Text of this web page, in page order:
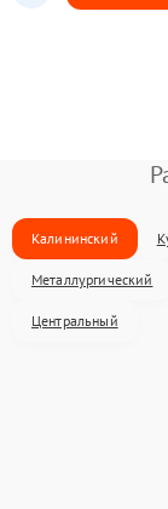
Калининский
Металлургический
Центральный